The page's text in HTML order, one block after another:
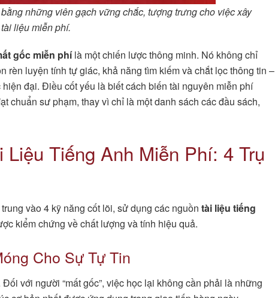
những viên gạch vững chắc, tượng trưng cho việc xây
liệu miễn phí.
gốc miễn phílà một chiến lược thông minh. Nó không chỉ
rèn luyện tính tự giác, khả năng tìm kiếm và chắt lọc thông tin –
đại. Điều cốt yếu là biết cách biến tài nguyên miễn phí
chuẩn sư phạm, thay vì chỉ là một danh sách các đầu sách,
Liệu Tiếng Anh Miễn Phí: 4 Trụ
vào 4 kỹ năng cốt lõi, sử dụng các nguồn tài liệu tiếng
kiểm chứng về chất lượng và tính hiệu quả.
Cho Sự Tự Tin
với người “mất gốc”, việc học lại không cần phải là những